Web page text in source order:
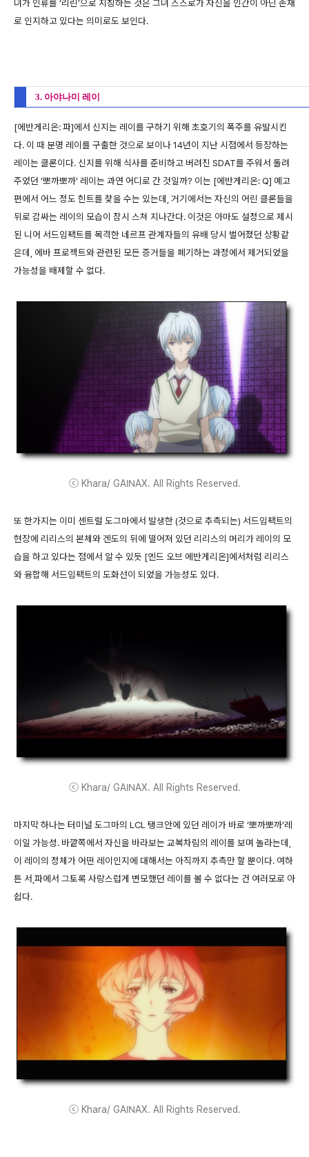
녀가 인류를 ‘리린’으로 지칭하는 것은 그녀 스스로가 자신을 인간이 아닌 존재
로 인지하고 있다는 의미로도 보인다.
3. 아야나미 레이
[에반게리온: 파]에서 신지는 레이를 구하기 위해 초호기의 폭주를 유발시킨
다. 이 때 분명 레이를 구출한 것으로 보이나 14년이 지난 시점에서 등장하는
레이는 클론이다. 신지를 위해 식사를 준비하고 버려진 SDAT를 주워서 돌려
주었던 ‘뽀까뽀까’ 레이는 과연 어디로 간 것일까? 이는 [에반게리온: Q] 예고
편에서 어느 정도 힌트를 찾을 수는 있는데, 거기에서는 자신의 어린 클론들을
뒤로 감싸는 레이의 모습이 잠시 스쳐 지나간다. 이것은 아마도 설정으로 제시
된 니어 서드임팩트를 목격한 네르프 관계자들의 유배 당시 벌어졌던 상황같
은데, 에바 프로젝트와 관련된 모든 증거들을 폐기하는 과정에서 제거되었을
가능성을 배제할 수 없다.
ⓒ Khara/ GAINAX. All Rights Reserved.
또 한가지는 이미 센트럴 도그마에서 발생한 (것으로 추측되는) 서드임팩트의
현장에 리리스의 본체와 겐도의 뒤에 떨어져 있던 리리스의 머리가 레이의 모
습을 하고 있다는 점에서 알 수 있듯 [엔드 오브 에반게리온]에서처럼 리리스
와 융합해 서드임팩트의 도화선이 되었을 가능성도 있다.
ⓒ Khara/ GAINAX. All Rights Reserved.
마지막 하나는 터미널 도그마의 LCL 탱크안에 있던 레이가 바로 ‘뽀까뽀까’레
이일 가능성. 바깥쪽에서 자신을 바라보는 교복차림의 레이를 보며 놀라는데,
이 레이의 정체가 어떤 레이인지에 대해서는 아직까지 추측만 할 뿐이다. 여하
튼 서,파에서 그토록 사랑스럽게 변모했던 레이를 볼 수 없다는 건 여러모로 아
쉽다.
ⓒ Khara/ GAINAX. All Rights Reserved.